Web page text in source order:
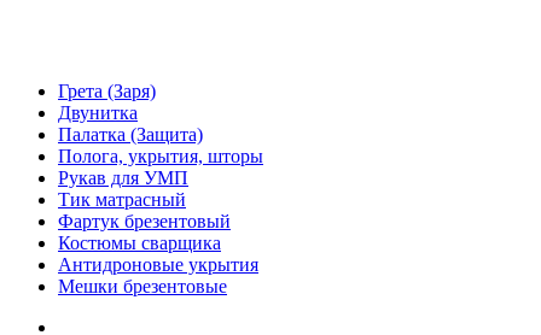
Грета (Заря)
Двунитка
Палатка (Защита)
Полога, укрытия, шторы
Рукав для УМП
Тик матрасный
Фартук брезентовый
Костюмы сварщика
Антидроновые укрытия
Мешки брезентовые